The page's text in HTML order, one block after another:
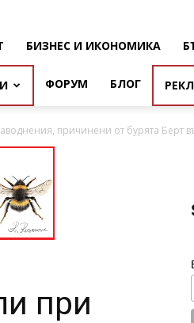
БИЗНЕС И ИКОНОМИКА
ФОРУМ БЛОГ
причинени от бурята Берт
при